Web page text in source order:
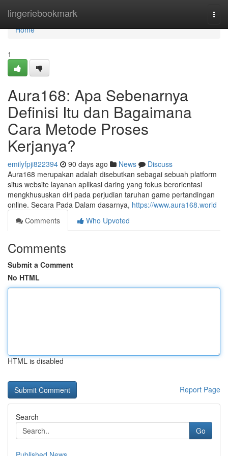
lingeriebookmark
Home
Home
1
Aura168: Apa Sebenarnya
Definisi Itu dan Bagaimana
Cara Metode Proses
Kerjanya?
emilyfpji822394 90 days ago News
Discuss
Aura168 merupakan adalah disebutkan sebagai sebuah platform
situs website layanan aplikasi daring yang fokus berorientasi
mengkhususkan diri pada perjudian taruhan game pertandingan
online. Secara Pada Dalam dasarnya, https://www.aura168.world
Comments
Who Upvoted
Comments
Submit a Comment
No HTML
HTML is disabled
Report Page
Search
Go